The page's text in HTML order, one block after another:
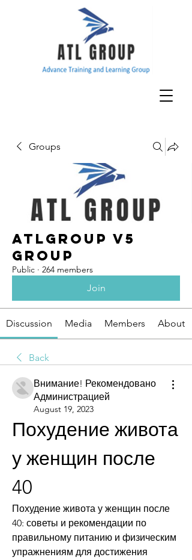
Groups
ATLGroup v5
Group
Public · 264 members
Join
Discussion Media Members About
Back
Внимание! Рекомендовано
Администрацией
August 19, 2023
Похудение живота
у женщин после
40
Похудение живота у женщин после
40: советы и рекомендации по
правильному питанию и физическим
упражнениям для достижения